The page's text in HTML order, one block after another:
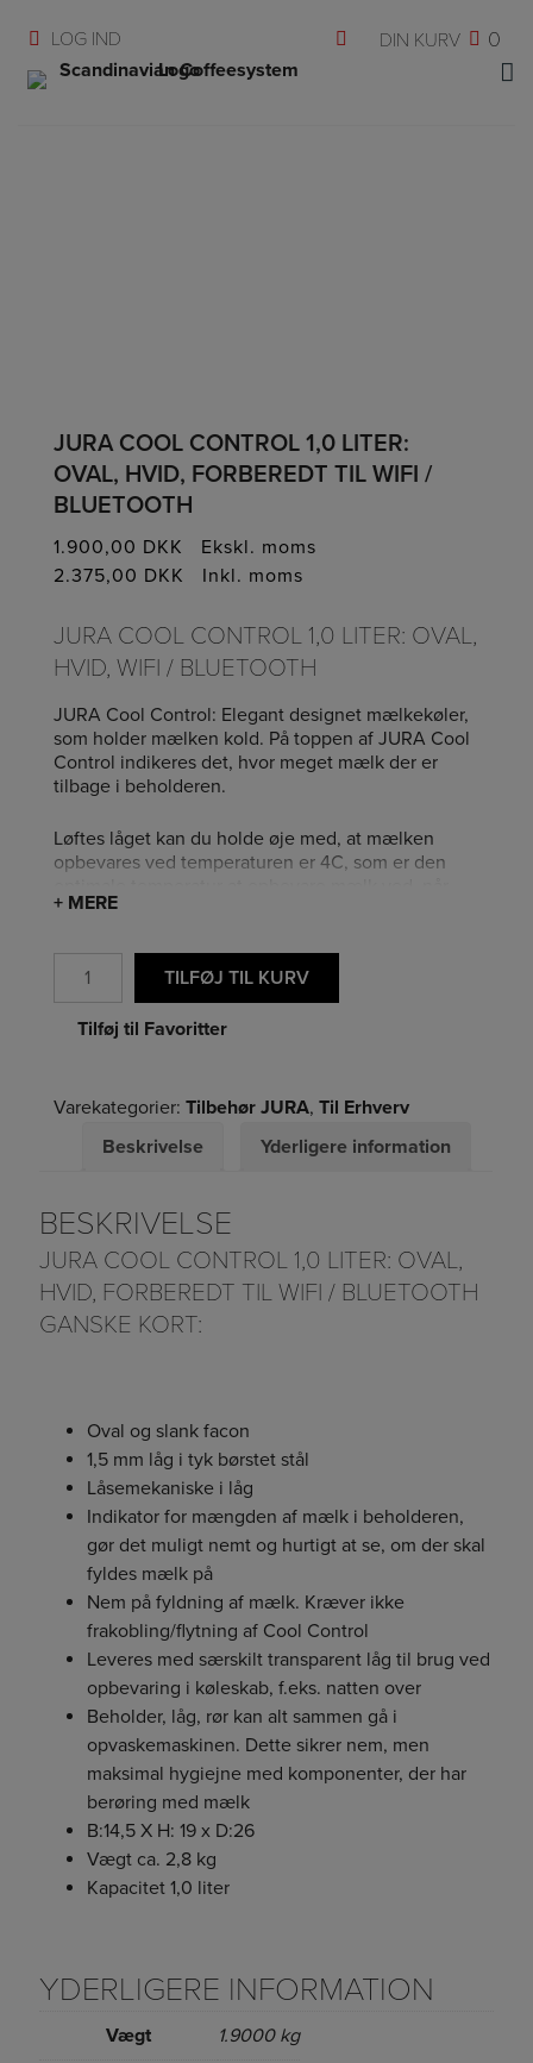
Hop
indholdet
0
JURA COOL CONTROL 1,0 LITER:
OVAL, HVID, FORBEREDT TIL WIFI /
BLUETOOTH
1.900,00 DKK
Ekskl. moms
2.375,00 DKK Inkl. moms
JURA COOL CONTROL 1,0 LITER: OVAL,
HVID, WIFI / BLUETOOTH
JURA Cool Control: Elegant designet mælkekøler,
som holder mælken kold. På toppen af JURA Cool
Control indikeres det, hvor meget mælk der er
tilbage i beholderen.
Løftes låget kan du holde øje med, at mælken
opbevares ved temperaturen er 4C, som er den
der skal tilberedes kaffespecialiteter med mælk og
Den ovale form og det elegante, slanke og stilrene
design sikrer, at Cool Controlen finder plads og
anvendelse mange steder. Også hvor pladsen er
Låget, udført i 1,5 mm tyk, børstet stål med
integreret låsemekanisme gør det muligt at
sikre/kontrollere adgangen til opbevaringen og
JURA Cool Control kan tilsluttes trådløs transmitter
(tilkøb – se under relaterede varer), således at
kaffemaskine og køler kan “tale “sammen – og
maskinen derved kan give besked, hvis
beholderen er tom for mælk. Denne Cool Control
som kan anvendes, såfremt der stadig er mælk i
beholderen som ønskes gemt til dagen efter. Det
tætsluttende, transparente låg sættes på metal-
beholderen, og det hele opbevares i køleskabet
henover natten. På denne måde holder du mælken
frisk, smider ikke overskydende mælk ud, og du
sparer strømmen til din Cool Control.
Beholder, låg, rør kan alt sammen gå i
opvaskemaskinen. Dette sikrer maksimal hygiejne
med komponenter, der har berøring med mælk.
+ MERE
Antal TILFØJ TIL KURV
Tilføj til Favoritter
Varekategorier: Tilbehør JURA, Til Erhverv
Beskrivelse
Yderligere information
BESKRIVELSE
JURA COOL CONTROL 1,0 LITER: OVAL,
HVID, FORBEREDT TIL WIFI / BLUETOOTH
GANSKE KORT:
Oval og slank facon
1,5 mm låg i tyk børstet stål
Låsemekaniske i låg
Indikator for mængden af mælk i beholderen,
gør det muligt nemt og hurtigt at se, om der skal
fyldes mælk på
Nem på fyldning af mælk. Kræver ikke
frakobling/flytning af Cool Control
Leveres med særskilt transparent låg til brug ved
opbevaring i køleskab, f.eks. natten over
Beholder, låg, rør kan alt sammen gå i
opvaskemaskinen. Dette sikrer nem, men
maksimal hygiejne med komponenter, der har
berøring med mælk
B:14,5 X H: 19 x D:26
Vægt ca. 2,8 kg
Kapacitet 1,0 liter
YDERLIGERE INFORMATION
Vægt 1.9000 kg